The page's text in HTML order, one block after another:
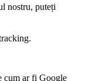
nostru, puteți
cum ar fi Google